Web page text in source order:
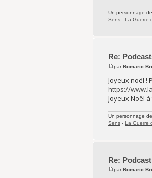
Un personnage
Sens - La Guerre
Re:
parRomaric
Joyeux noël !
https://
Joyeux Noël
Un personnage
Sens - La Guerre
Re:
parRomaric